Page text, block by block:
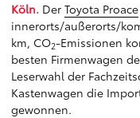
Köln. Der Toyota Proace
innerorts/außerorts/
km, CO2-Emissionen
besten Firmenwagen
Leserwahl der
Kastenwagen die
gewonnen.